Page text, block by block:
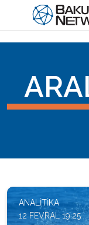
ANALITIKA
12 FEVRAL 19:25